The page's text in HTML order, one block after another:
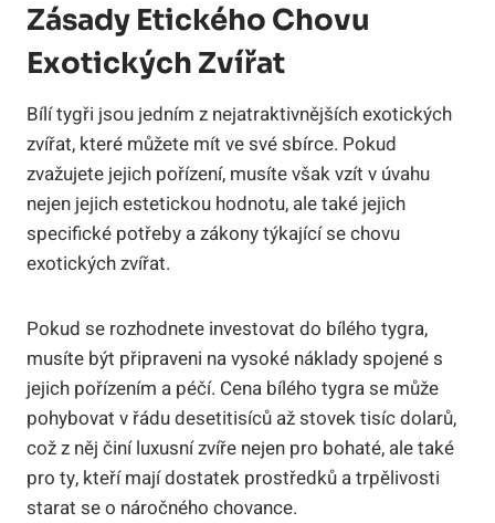
Zásady Etického ⁣chovu
Exotických Zvířat
Bílí tygři jsou jedním⁣ z​ nejatraktivnějších ⁢exotických
zvířat, které můžete mít ⁢ve své sbírce.​ Pokud
zvažujete jejich pořízení, musíte však vzít v úvahu
nejen jejich estetickou hodnotu, ale ⁣také jejich
specifické potřeby a zákony​ týkající se chovu⁢
exotických zvířat.
Pokud⁢ se rozhodnete investovat do bílého tygra,
musíte být připraveni na vysoké náklady spojené s
jejich pořízením a péčí. Cena bílého tygra se může
pohybovat v řádu desetitisíců až stovek tisíc dolarů,
což ‌z něj činí luxusní zvíře nejen pro bohaté, ale také
pro ty, kteří mají ⁤dostatek prostředků a trpělivosti
starat se o náročného chovance.